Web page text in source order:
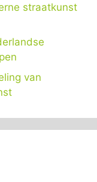
straatkunst
van